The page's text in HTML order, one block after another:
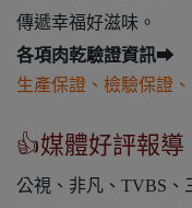
傳遞幸福好滋味。
各項肉乾驗證資訊➡
生產保證 、 檢驗保證 、
👍媒體好評報導
公視、非凡、TVBS、